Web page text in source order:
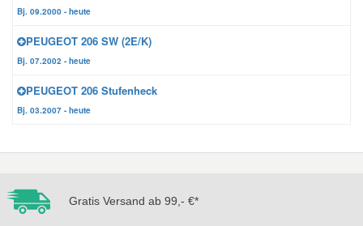
Bj. 09.2000 - heute
PEUGEOT 206 SW (2E/K)
Bj. 07.2002 - heute
PEUGEOT 206 Stufenheck
Bj. 03.2007 - heute
Gratis Versand ab 99,- €*
Hyundai Ersatzteile
Jeep Ersatzteile
Lancia Ersatzteile